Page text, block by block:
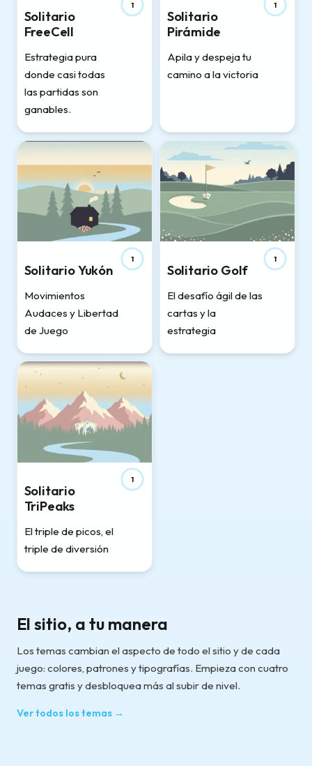
Solitario
FreeCell
Estrategia pura
donde casi todas
las partidas son
ganables.
1
Solitario
Pirámide
Apila y despeja tu
camino a la victoria
1
Solitario Yukón
Movimientos
Audaces y Libertad
de Juego
1
Solitario Golf
El desafío ágil de las
cartas y la
estrategia
1
Solitario
TriPeaks
El triple de picos, el
triple de diversión
1
El sitio, a tu manera
Los temas cambian el aspecto de todo el sitio y de cada
juego: colores, patrones y tipografías. Empieza con cuatro
temas gratis y desbloquea más al subir de nivel.
Ver todos los temas →